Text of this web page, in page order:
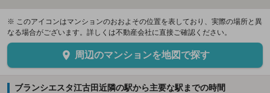
※ このアイコンはマンションのおおよその位置を表しており、実際の場所と異
なる場合がございます。詳しくは不動産会社に直接ご確認ください。
周辺のマンションを地図で探す
ブランシエスタ江古田近隣の駅から主要な駅までの時間